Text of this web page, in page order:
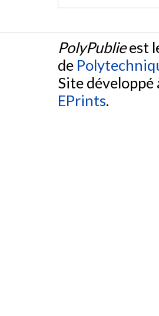
PolyPublieest
de
Site
EPrints.